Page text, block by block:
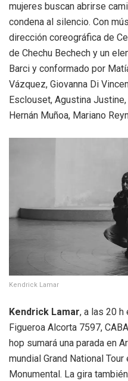
mujeres buscan abrirse
condena al silencio. Con
dirección coreográfica de
de Chechu Bechech y un
Barci y conformado por
Vázquez, Giovanna Di
Esclouset, Agustina
Hernán Muñoa, Mariano
Kendrick Lamar
Kendrick Lamar, a las 20 h
Figueroa Alcorta 7597,
hop sumará una parada en
mundial Grand National
Monumental. La gira